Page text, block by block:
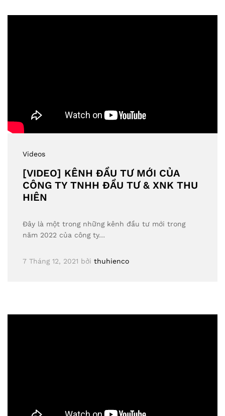
Videos
[VIDEO] KÊNH ĐẦU TƯ MỚI CỦA
CÔNG TY TNHH ĐẦU TƯ & XNK THU
HIÊN
Đây là một trong những kênh đầu tư mới trong
năm 2022 của công ty…
7 Tháng 12, 2021 bởi thuhienco